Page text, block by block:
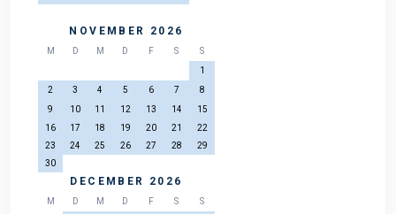
NOVEMBER 2026
M D M D F S
S
1
2
3 4 5 6 7
8
9
10 11 12 13 14
15
16
17 18 19 20 21
22
23
24 25 26 27 28
29
30
DECEMBER 2026
M D M D F S
S